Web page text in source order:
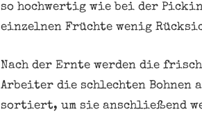
so hochwertig wie bei der
einzelnen Früchte wenig
Nach der Ernte werden die
Arbeiter die schlechten Bohnen
sortiert, um sie anschließend